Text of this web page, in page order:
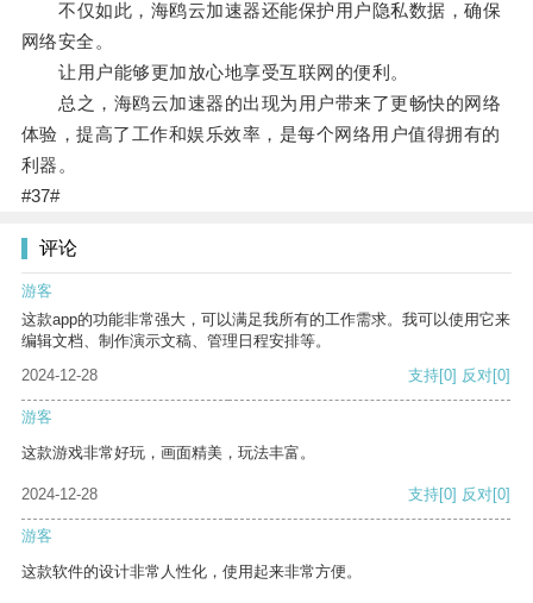
不仅如此，海鸥云加速器还能保护用户隐私数据，确保
网络安全。
让用户能够更加放心地享受互联网的便利。
总之，海鸥云加速器的出现为用户带来了更畅快的网络
体验，提高了工作和娱乐效率，是每个网络用户值得拥有的
利器。
#37#
评论
游客
这款app的功能非常强大，可以满足我所有的工作需求。我可以使用它来
编辑文档、制作演示文稿、管理日程安排等。
2024-12-28
支持[0] 反对[0]
游客
这款游戏非常好玩，画面精美，玩法丰富。
2024-12-28 支持[0] 反对[0]
游客
这款软件的设计非常人性化，使用起来非常方便。